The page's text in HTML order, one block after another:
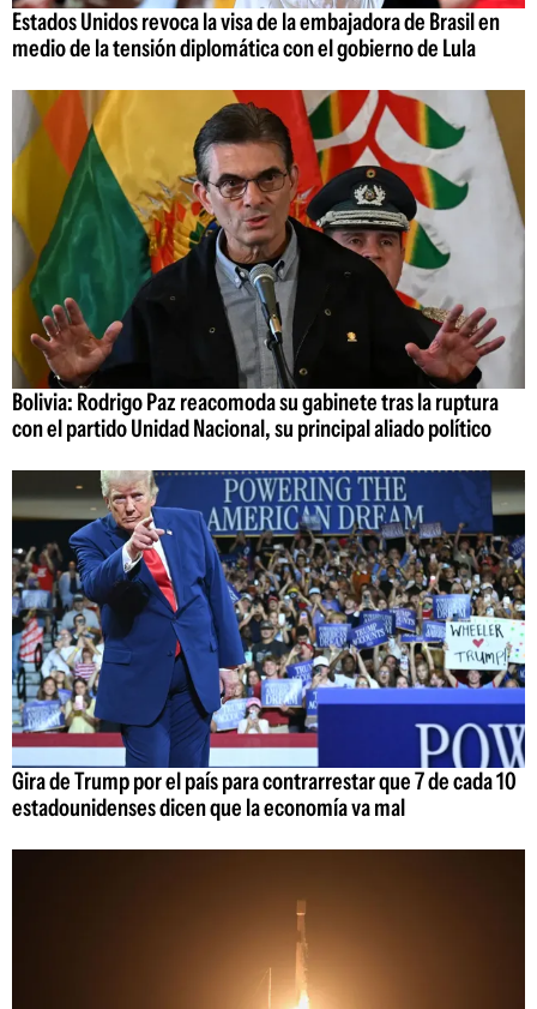
Estados Unidos revoca la visa de la embajadora de Brasil en
medio de la tensión diplomática con el gobierno de Lula
Bolivia: Rodrigo Paz reacomoda su gabinete tras la ruptura
con el partido Unidad Nacional, su principal aliado político
Gira de Trump por el país para contrarrestar que 7 de cada 10
estadounidenses dicen que la economía va mal